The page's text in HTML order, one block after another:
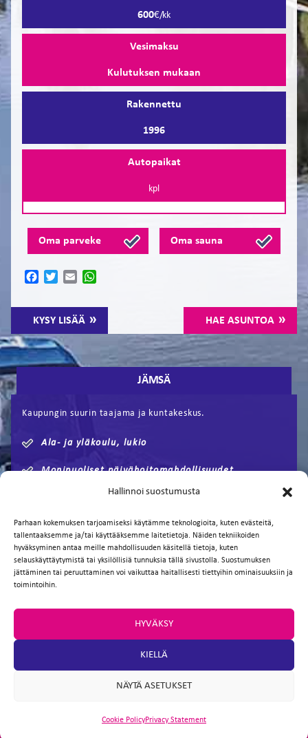
Hallinnoi suostumusta
Parhaan kokemuksen tarjoamiseksi käytämme teknologioita, kuten evästeitä,
tallentaaksemme ja/tai käyttääksemme laitetietoja. Näiden tekniikoiden
hyväksyminen antaa meille mahdollisuuden käsitellä tietoja, kuten
selauskäyttäytymistä tai yksilöllisiä tunnuksia tällä sivustolla. Suostumuksen
jättäminen tai peruuttaminen voi vaikuttaa haitallisesti tiettyihin ominaisuuksiin ja
toimintoihin.
HYVÄKSY
KIELLÄ
NÄYTÄ ASETUKSET
Cookie PolicyPrivacy Statement
600€/kk
Vesimaksu
Kulutuksen mukaan
Rakennettu
1996
Autopaikat
kpl
Oma parveke Oma sauna
KYSY LISÄÄ HAE ASUNTOA
FacebookTwitterEmail
JÄMSÄ
Kaupungin suurin taajama ja kuntakeskus.
Ala- ja yläkoulu, lukio
Monipuoliset päivähoitomahdollisuudet
Tampereelle n. 100km